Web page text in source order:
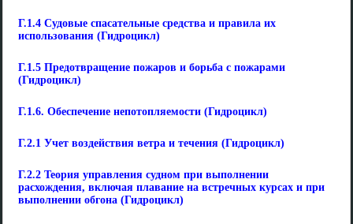
Г.1.4 Судовые спасательные средства и правила их
использования (Гидроцикл)
Г.1.5 Предотвращение пожаров и борьба с пожарами
(Гидроцикл)
Г.1.6. Обеспечение непотопляемости (Гидроцикл)
Г.2.1 Учет воздействия ветра и течения (Гидроцикл)
Г.2.2 Теория управления судном при выполнении
расхождения, включая плавание на встречных курсах и при
выполнении обгона (Гидроцикл)